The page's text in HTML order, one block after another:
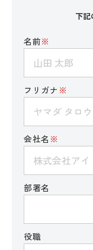
下
名前※
フリガナ ※
会社名 ※
部署名
役職